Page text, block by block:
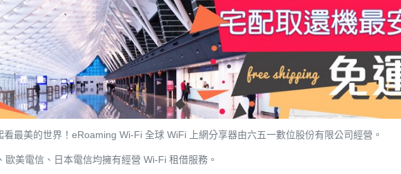
最美的世界！eRoaming Wi-Fi 全球 WiFi 上網分享器由六五一數位股份有限公司經營。
歐美電信、日本電信均擁有經營 Wi-Fi 租借服務。